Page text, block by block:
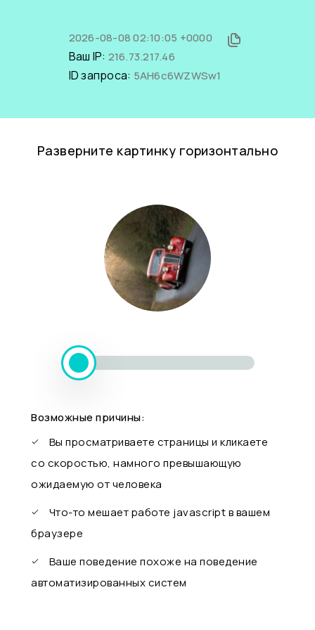
2026-08-08 02:10:05 +0000
Ваш IP: 216.73.217.46
ID запроса: 5AH6c6WZWSw1
Разверните картинку горизонтально
Возможные причины:
Вы просматриваете страницы и кликаете
со скоростью, намного превышающую
ожидаемую от человека
Что-то мешает работе javascript в вашем
браузере
Ваше поведение похоже на поведение
автоматизированных систем